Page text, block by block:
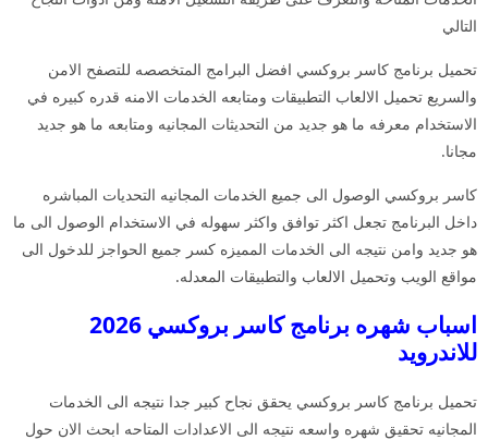
التالي
تحميل برنامج كاسر بروكسي افضل البرامج المتخصصه للتصفح الامن
والسريع تحميل الالعاب التطبيقات ومتابعه الخدمات الامنه قدره كبيره في
الاستخدام معرفه ما هو جديد من التحديثات المجانيه ومتابعه ما هو جديد
مجانا.
كاسر بروكسي الوصول الى جميع الخدمات المجانيه التحديات المباشره
داخل البرنامج تجعل اكثر توافق واكثر سهوله في الاستخدام الوصول الى ما
هو جديد وامن نتيجه الى الخدمات المميزه كسر جميع الحواجز للدخول الى
مواقع الويب وتحميل الالعاب والتطبيقات المعدله.
اسباب شهره برنامج كاسر بروكسي 2026
للاندرويد
تحميل برنامج كاسر بروكسي يحقق نجاح كبير جدا نتيجه الى الخدمات
المجانيه تحقيق شهره واسعه نتيجه الى الاعدادات المتاحه ابحث الان حول